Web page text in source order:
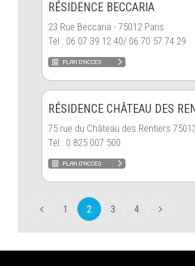
RÉSIDENCE BECCARIA
23 Rue Beccaria - 75012 Paris
Tél : 06 07 39 12 40/ 06 70 57 74 29
RÉSIDENCE CHÂTEAU DES
75 rue du Château des Rentiers
Tél : 0 825 007 500
1 2 3 4